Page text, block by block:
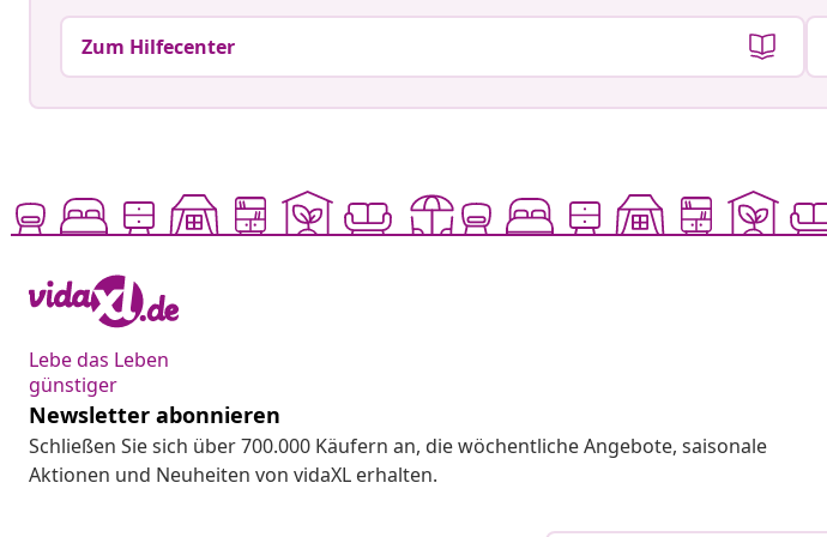
Zum Hilfecenter
Lebe das Leben
günstiger
Newsletter abonnieren
Schließen Sie sich über 700.000 Käufern an, die wöchentliche Angebote, saisonale
Aktionen und Neuheiten von vidaXL erhalten.